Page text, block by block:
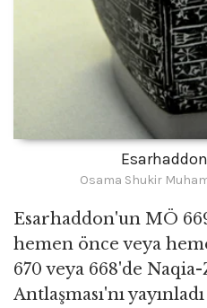
Osama Shukir
Esarhaddon'un MÖ
hemen önce veya
670 veya 668'de
Antlaşması'nı